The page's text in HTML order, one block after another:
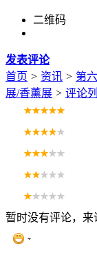
二维码
发表评论
首页 > 资讯 > 第
展/香薰展 > 评论
暂时没有评论，来